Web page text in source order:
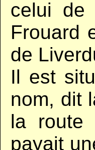
celui de
Frouard
de
Il est
nom, dit
la route
payait